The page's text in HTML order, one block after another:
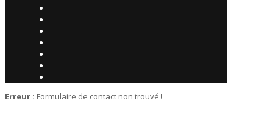
Erreur : Formulaire de contact non trouvé !